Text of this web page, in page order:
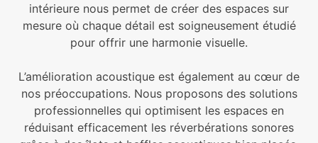
intérieure nous permet de créer des espaces sur
mesure où chaque détail est soigneusement étudié
pour offrir une harmonie visuelle.
L’amélioration acoustique est également au cœur de
nos préoccupations. Nous proposons des solutions
professionnelles qui optimisent les espaces en
réduisant efficacement les réverbérations sonores